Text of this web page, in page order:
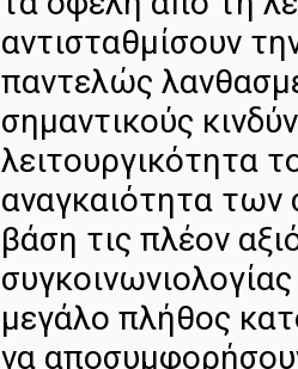
αντισταθμίσουν
παντελώς
σημαντικούς
λειτουργικότητα
αναγκαιότητα των
βάση τις πλέον
μεγάλο πλήθος
να